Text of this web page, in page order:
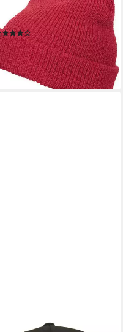
- Extra lange Form zum
Umschlagen
(1)
14,90 €
- in 2-3 Werktagen bei dir
+1
110 Ripstop Snapback